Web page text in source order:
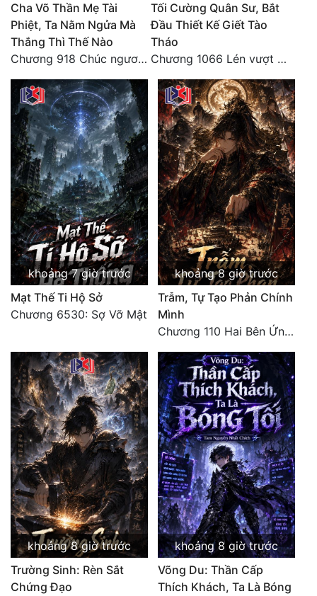
Cha Võ Thần Mẹ Tài
Phiệt, Ta Nằm Ngửa Mà
Thắng Thì Thế Nào
Chương 918 Chúc ngươi may mắn! Ca môn cũng là sắt thép thẳng nam!
Tối Cường Quân Sư, Bắt
Đầu Thiết Kế Giết Tào
Tháo
Chương 1066 Lén vượt Nam Bì, đánh thẳng Nghiệp Thành (2/2)
khoảng 7 giờ trước
Mạt Thế Ti Hộ Sở
Chương 6530: Sợ Vỡ Mật
khoảng 8 giờ trước
Trẫm, Tự Tạo Phản Chính
Mình
Chương 110 Hai Bên Ứng Phó
khoảng 8 giờ trước
Trường Sinh: Rèn Sắt
Chứng Đạo
khoảng 8 giờ trước
Võng Du: Thần Cấp
Thích Khách, Ta Là Bóng